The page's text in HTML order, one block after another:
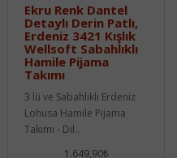
Ekru Renk Dantel
Detaylı Derin Patlı,
Erdeniz 3421 Kışlık
Wellsoft Sabahlıklı
Hamile Pijama
Takımı
3 lü ve Sabahlıklı Erdeniz
Lohusa Hamile Pijama
Takımı - Dil..
1.649,90₺